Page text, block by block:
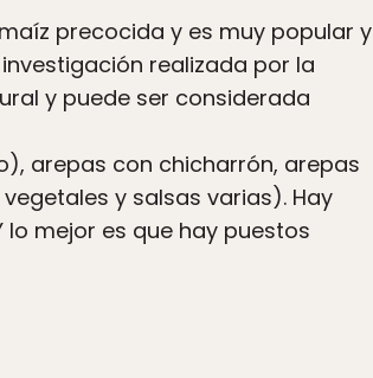
precocida y es muy popular y
realizada por la
y puede ser considerada
arepas con chicharrón, arepas
y salsas varias). Hay
mejor es que hay puestos